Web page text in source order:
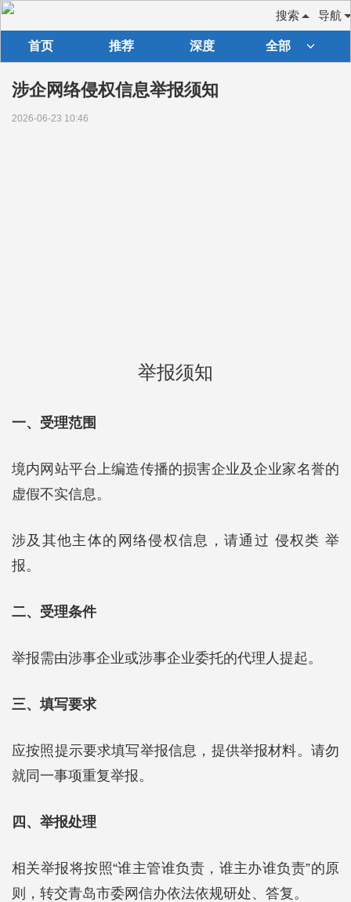
导航
搜索
首页 推荐 深度 全部
涉企网络侵权信息举报须知
2026-06-23 10:46
举报须知
一、受理范围
境内网站平台上编造传播的损害企业及企业家名誉的
虚假不实信息。
涉及其他主体的网络侵权信息，请通过 侵权类 举
报。
二、受理条件
举报需由涉事企业或涉事企业委托的代理人提起。
三、填写要求
应按照提示要求填写举报信息，提供举报材料。请勿
就同一事项重复举报。
四、举报处理
相关举报将按照“谁主管谁负责，谁主办谁负责”的原
则，转交青岛市委网信办依法依规研处、答复。